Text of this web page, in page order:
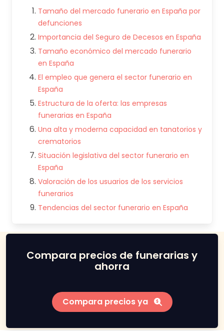
Tamaño del mercado funerario en España por
defunciones
Importancia del Seguro de Decesos en España
Tamaño económico del mercado funerario
en España
El empleo que genera el sector funerario en
España
Estructura de la oferta: las empresas
funerarias en España
Una alta y moderna capacidad en tanatorios y
crematorios
Situación legislativa del sector funerario en
España
Valoración de los usuarios de los servicios
funerarios
Tendencias del sector funerario en España
Compara precios de funerarias y
ahorra
Compara precios ya